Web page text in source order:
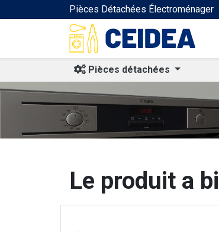
Pièces Détachées Électroménager
Pièces détachées
Le produit a